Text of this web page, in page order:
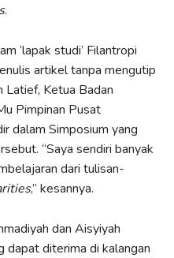
.
‘lapak studi’ Filantropi
artikel tanpa mengutip
Latief, Ketua Badan
Pimpinan Pusat
dalam Simposium yang
“Saya sendiri banyak
dari tulisan-
,” kesannya.
dan Aisyiyah
dapat diterima di kalangan